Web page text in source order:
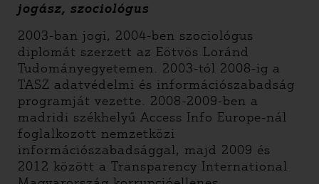
jogász, szociológus
2003-ban jogi, 2004-ben szociológus
diplomát szerzett az Eötvös Loránd
Tudományegyetemen. 2003-tól 2008-ig a
TASZ adatvédelmi és információszabadság
programját vezette. 2008-2009-ben a
madridi székhelyű Access Info Europe-nál
foglalkozott nemzetközi
információszabadsággal, majd 2009 és
2012 között a Transparency International